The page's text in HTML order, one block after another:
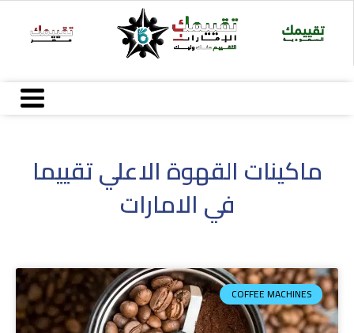
Skip
content
ماكينات القهوة الاعلي تقييما
في الامارات
COFFEE MACHINES